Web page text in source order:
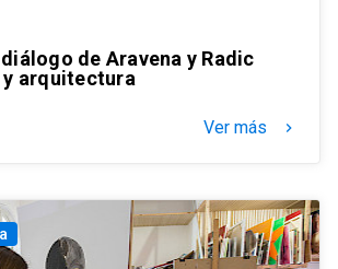
de Aravena y Radic
arquitectura
Ver más keyboard_arrow_right